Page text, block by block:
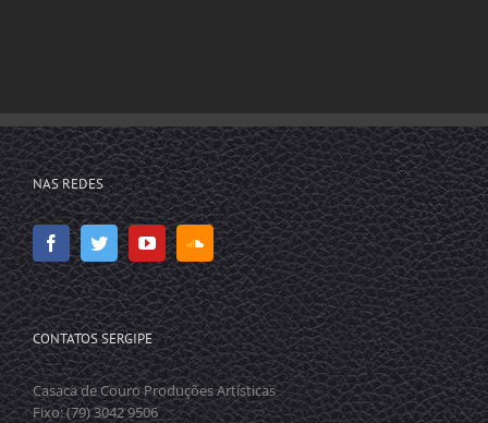
NAS REDES
CONTATOS SERGIPE
Casaca de Couro Produções Artísticas
Fixo: (79) 3042 9506